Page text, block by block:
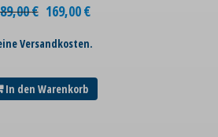
€ 169,00€
Versandkosten.
In den Warenkorb